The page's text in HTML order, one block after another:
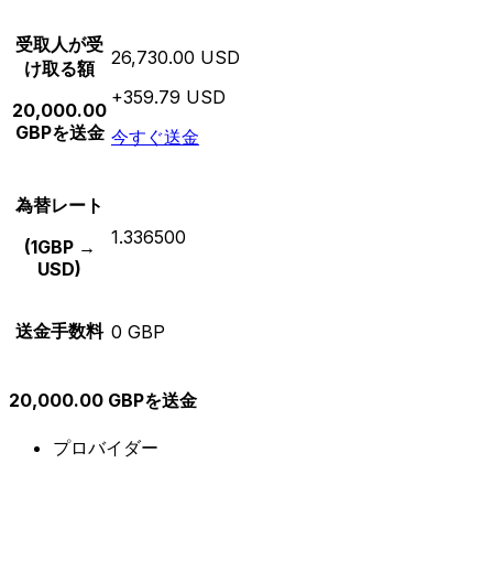
受取人が受
け取る額
20,000.00
GBPを送金
26,730.00 USD
+359.79 USD
今すぐ送金
為替レート
(1GBP →
USD)
1.336500
送金手数料 0 GBP
20,000.00 GBPを送金
プロバイダー